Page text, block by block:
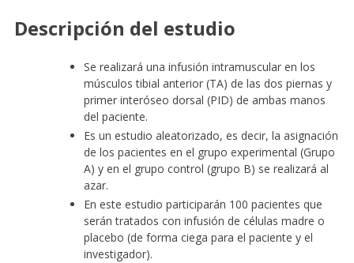
Descripción del estudio
Se realizará una infusión intramuscular en los
músculos tibial anterior (TA) de las dos piernas y
primer interóseo dorsal (PID) de ambas manos
del paciente.
Es un estudio aleatorizado, es decir, la asignación
de los pacientes en el grupo experimental (Grupo
A) y en el grupo control (grupo B) se realizará al
azar.
En este estudio participarán 100 pacientes que
serán tratados con infusión de células madre o
placebo (de forma ciega para el paciente y el
investigador).